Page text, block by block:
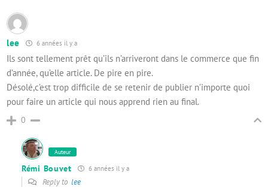
lee 6 années il y a
Ils sont tellement prêt qu’ils n’arriveront dans le commerce que fin
d’année, qu’elle article. De pire en pire.
Désolé,c’est trop difficile de se retenir de publier n’importe quoi
pour faire un article qui nous apprend rien au final.
0
Auteur
Rémi Bouvet 6 années il y a
Reply to lee